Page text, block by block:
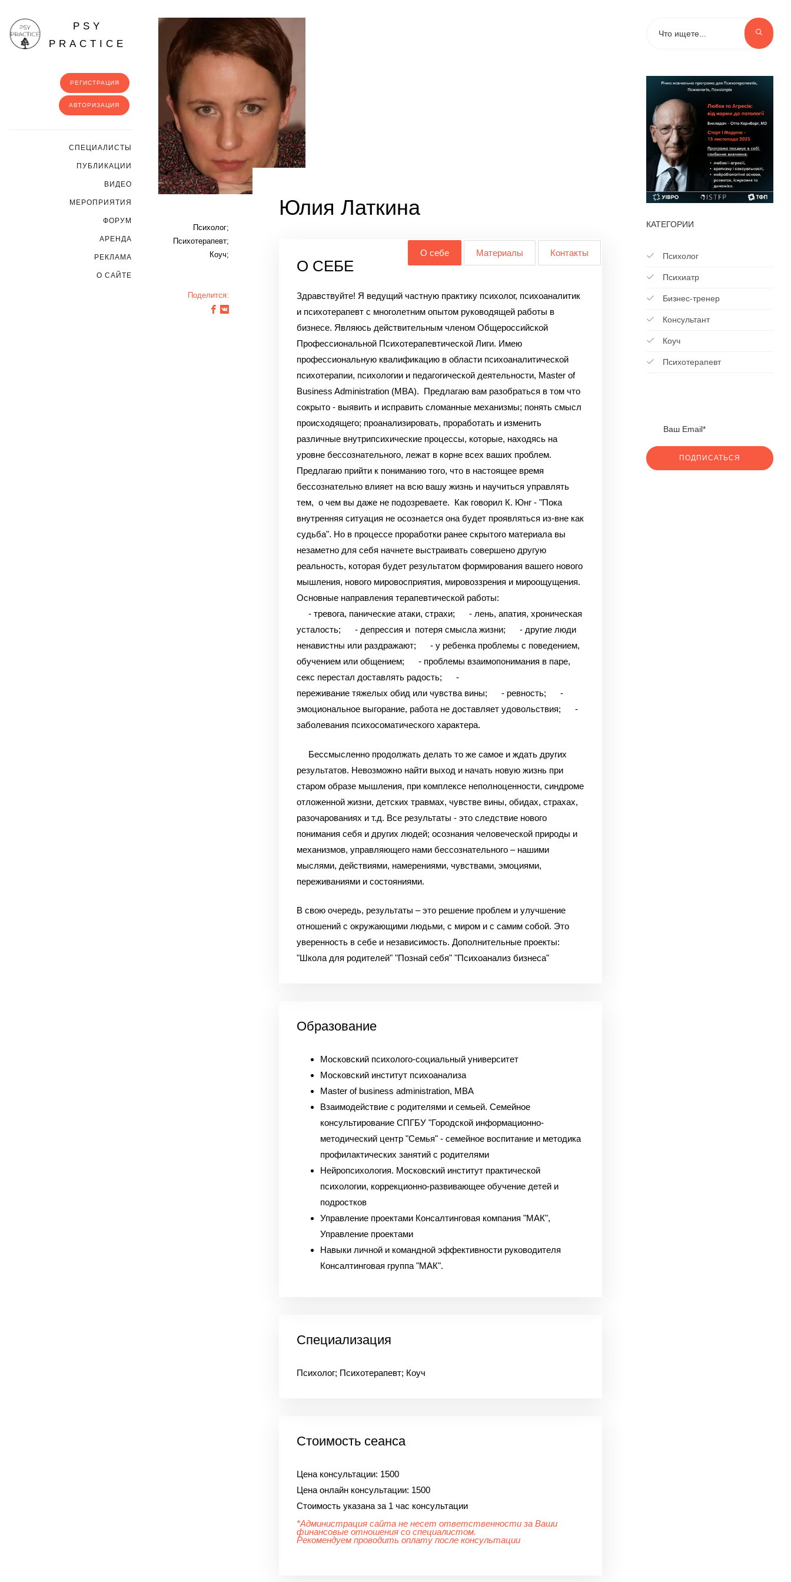
PSY
PRACTICE
РЕГИСТРАЦИЯ
АВТОРИЗАЦИЯ
CПЕЦИАЛИСТЫ
ПУБЛИКАЦИИ
ВИДЕО
МЕРОПРИЯТИЯ
ФОРУМ
АРЕНДА
РЕКЛАМА
О САЙТЕ
Психолог;
Психотерапевт;
Коуч;
Поделится:
Юлия Латкина
О себе Материалы Контакты
О СЕБЕ
Здравствуйте! Я ведущий частную практику психолог, психоаналитик
и психотерапевт с многолетним опытом руководящей работы в
бизнесе. Являюсь действительным членом Общероссийской
Профессиональной Психотерапевтической Лиги. Имею
профессиональную квалификацию в области психоаналитической
психотерапии, психологии и педагогической деятельности, Master of
Business Administration (MBA). Предлагаю вам разобраться в том что
сокрыто - выявить и исправить сломанные механизмы; понять смысл
происходящего; проанализировать, проработать и изменить
различные внутрипсихические процессы, которые, находясь на
уровне бессознательного, лежат в корне всех ваших проблем.
Предлагаю прийти к пониманию того, что в настоящее время
бессознательно влияет на всю вашу жизнь и научиться управлять
тем, о чем вы даже не подозреваете. Как говорил К. Юнг - "Пока
внутренняя ситуация не осознается она будет проявляться из-вне как
судьба". Но в процессе проработки ранее скрытого материала вы
незаметно для себя начнете выстраивать совершено другую
реальность, которая будет результатом формирования вашего нового
мышления, нового мировосприятия, мировоззрения и мироощущения.
Основные направления терапевтической работы:
- тревога, панические атаки, страхи; - лень, апатия, хроническая
усталость; - депрессия и потеря смысла жизни; - другие люди
ненавистны или раздражают; - у ребенка проблемы с поведением,
обучением или общением; - проблемы взаимопонимания в паре,
секс перестал доставлять радость; -
переживание тяжелых обид или чувства вины; - ревность; -
эмоциональное выгорание, работа не доставляет удовольствия; -
заболевания психосоматического характера.
Бессмысленно продолжать делать то же самое и ждать других
результатов. Невозможно найти выход и начать новую жизнь при
старом образе мышления, при комплексе неполноценности, синдроме
отложенной жизни, детских травмах, чувстве вины, обидах, страхах,
разочарованиях и т.д. Все результаты - это следствие нового
понимания себя и других людей; осознания человеческой природы и
механизмов, управляющего нами бессознательного – нашими
мыслями, действиями, намерениями, чувствами, эмоциями,
переживаниями и состояниями.
В свою очередь, результаты – это решение проблем и улучшение
отношений с окружающими людьми, с миром и с самим собой. Это
уверенность в себе и независимость. Дополнительные проекты:
"Школа для родителей""Познай себя""Психоанализ бизнеса"
Образование
Московский психолого-социальный университет
Московский институт психоанализа
Master of business administration, MBA
Взаимодействие с родителями и семьей. Семейное
консультирование СПГБУ "Городской информационно-
методический центр "Семья" - семейное воспитание и методика
профилактических занятий с родителями
Нейропсихология. Московский институт практической
психологии, коррекционно-развивающее обучение детей и
подростков
Управление проектами Консалтинговая компания "МАК",
Управление проектами
Навыки личной и командной эффективности руководителя
Консалтинговая группа "МАК".
Специализация
Психолог; Психотерапевт; Коуч
Стоимость сеанса
Цена консультации: 1500
Цена онлайн консультации: 1500
Стоимость указана за 1 час консультации
*Администрация сайта не несет ответственности за Ваши
финансовые отношения со специалистом.
Рекомендуем проводить оплату после консультации
КАТЕГОРИИ
Психолог
Психиатр
Бизнес-тренер
Консультант
Коуч
Психотерапевт
ПОДПИСАТЬСЯ